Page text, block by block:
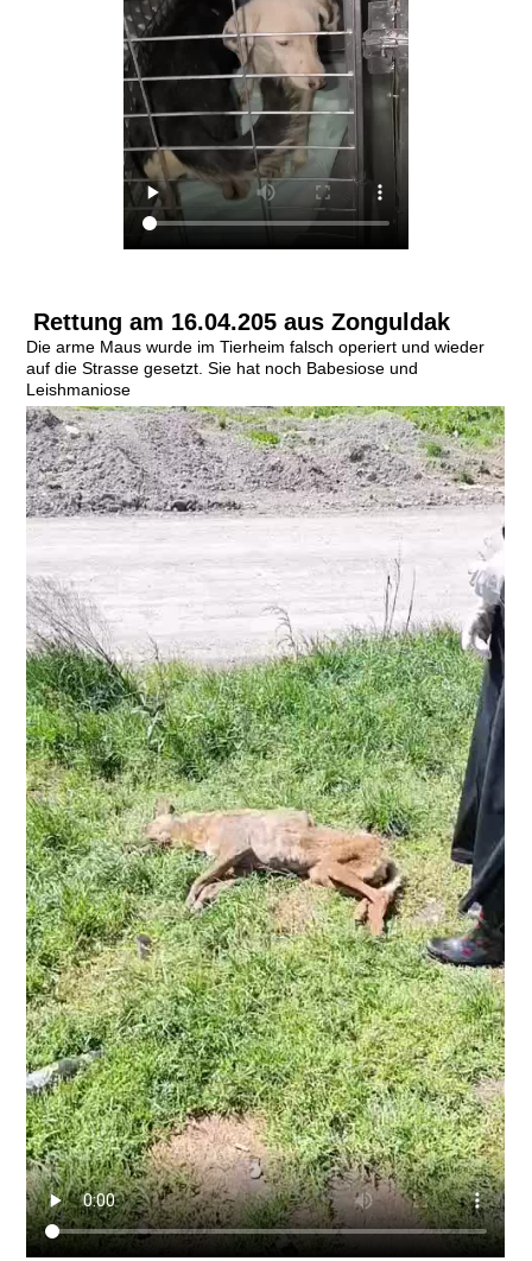
Rettung am 16.04.205 aus Zonguldak
Die arme Maus wurde im Tierheim falsch operiert und wieder
auf die Strasse gesetzt. Sie hat noch Babesiose und
Leishmaniose